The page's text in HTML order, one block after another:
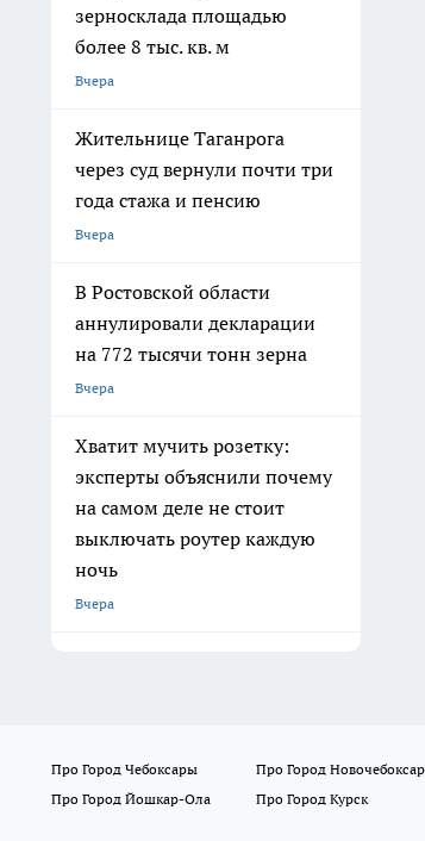
зерносклада площадью
более 8 тыс. кв. м
Вчера
Жительнице Таганрога
через суд вернули почти три
года стажа и пенсию
Вчера
В Ростовской области
аннулировали декларации
на 772 тысячи тонн зерна
Вчера
Хватит мучить розетку:
эксперты объяснили почему
на самом деле не стоит
выключать роутер каждую
ночь
Вчера
Про Город Чебоксары Про Город
Про Город Йошкар-Ола
Про Город Курск